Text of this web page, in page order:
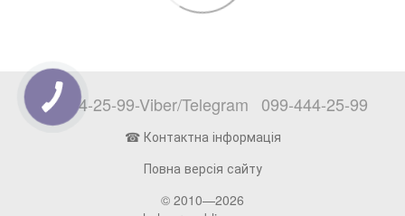
097-444-25-99-Viber/Telegram 099-444-25-99
☎ Контактна інформація
Повна версія сайту
© 2010—2026